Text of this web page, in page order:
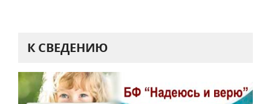
К СВЕДЕНИЮ